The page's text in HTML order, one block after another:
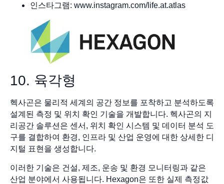
인스타그램: www.instagram.com/life.at.atlas
10. 육각형
헥사곤은 물리적 세계의 공간 정보를 포착하고 분석하도록
설계된 측정 및 위치 확인 기술을 개발합니다. 헥사곤의 지
리공간 솔루션은 센서, 위치 확인 시스템 및 데이터 분석 도
구를 결합하여 환경, 인프라 및 산업 운영에 대한 상세한 디
지털 표현을 생성합니다.
이러한 기술은 건설, 제조, 운송 및 환경 모니터링과 같은
산업 분야에서 사용됩니다. Hexagon은 또한 실제 측정값